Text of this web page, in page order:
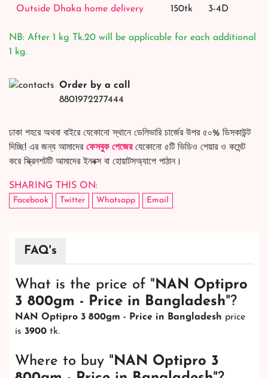
Outside Dhaka home delivery 150tk 3-4D
NB: After 1 kg Tk.20 will be applicable for each additional
1 kg.
Order by a call
8801972277444
ঢাকা শহরে অথবা বাইরে যেকোনো স্থানে ডেলিভারি চার্জের উপর ৫০% ডিসকাউন্ট
দিচ্ছি! এর জন্য আমাদের ফেসবুক পেজেরযেকোনো ৫টি ভিডিও শেয়ার ও কমেন্ট
করে স্ক্রিনশটটি আমাদের ইনবক্স বা হোয়াটসঅ্যাপে পাঠান।
SHARING THIS ON:
Facebook Twitter Whatsapp Email
FAQ's
What is the price of "NAN Optipro
3 800gm - Price in Bangladesh"?
NAN Optipro 3 800gm - Price in Bangladesh price
is 3900 tk.
Where to buy "NAN Optipro 3